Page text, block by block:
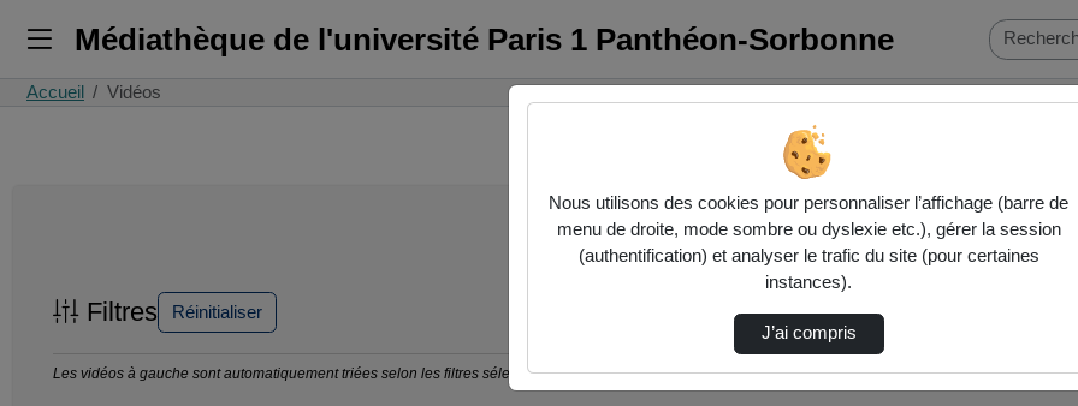
Médiathèque de l'université Paris 1 Panthéon-Sorbonne
Accueil Vidéos
Filtres Réinitialiser
Les vidéos à gauche sont automatiquement triées selon les filtres sélectionnés ci-dessous. Consultez les options pour ajuster les résultats.
Nous utilisons des cookies pour personnaliser l’affichage (barre de
menu de droite, mode sombre ou dyslexie etc.), gérer la session
(authentification) et analyser le trafic du site (pour certaines
instances).
J’ai compris